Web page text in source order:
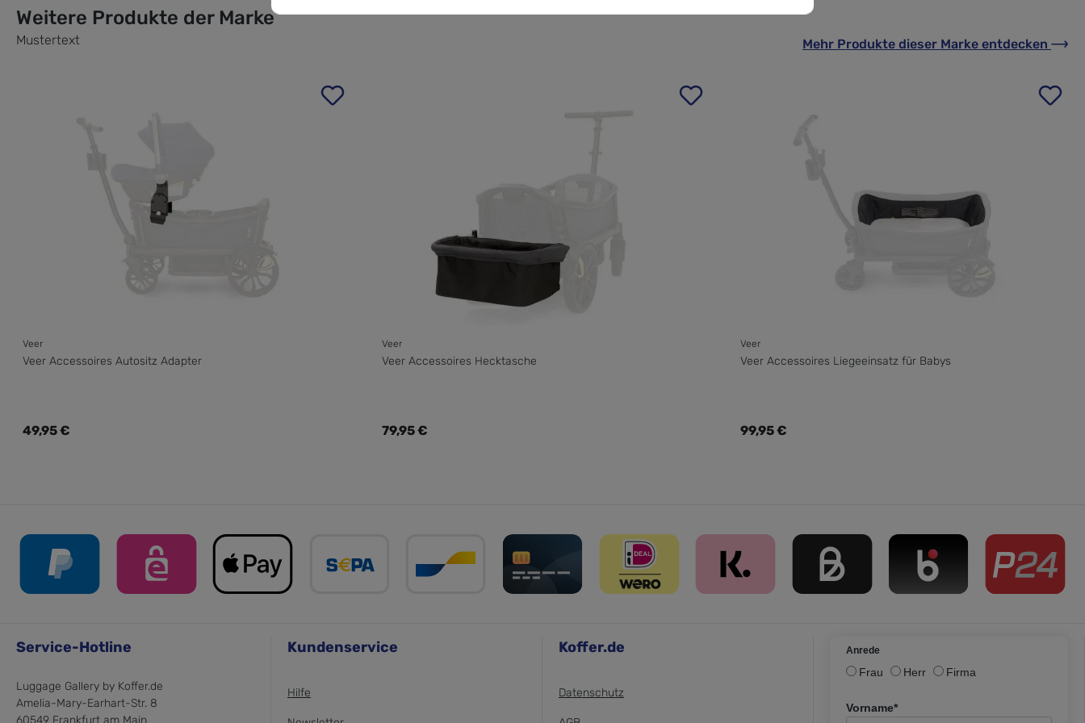
Weitere Produkte der Marke
Mustertext Mehr Produkte dieser Marke entdecken
Veer
Veer Accessoires Autositz Adapter
Regulärer Preis:
49,95 €
Veer
Veer Accessoires Hecktasche
Regulärer Preis:
79,95 €
Veer
Veer Accessoires Liegeeinsatz für Babys
Regulärer Preis:
99,95 €
Service-Hotline
Luggage Gallery by Koffer.de
Amelia-Mary-Earhart-Str. 8
60549 Frankfurt am Main
Kundenservice
Hilfe
Koffer.de
Datenschutz
Anrede
Frau Herr Firma
Vorname*